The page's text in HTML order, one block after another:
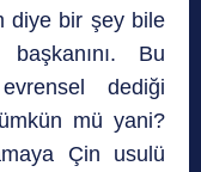
diye bir şey bile
Bu
dediği
mü yani?
Çin usulü